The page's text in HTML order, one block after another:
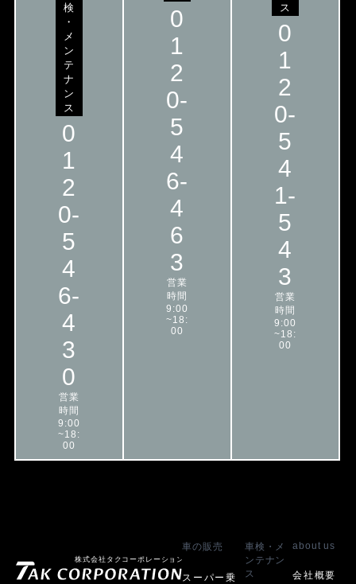
検
・
メ
ン
テ
ナ
ン
ス
0
1
2
0-
5
4
6-
4
3
0
営業
時間
9:00
~18:
00
0
1
2
0-
5
4
6-
4
6
3
営業
時間
9:00
~18:
00
ス
0
1
2
0-
5
4
1-
5
4
3
営業
時間
9:00
~18:
00
車の販売
スーパー乗
車検・メ
ンテナン
ス
about us
会社概要